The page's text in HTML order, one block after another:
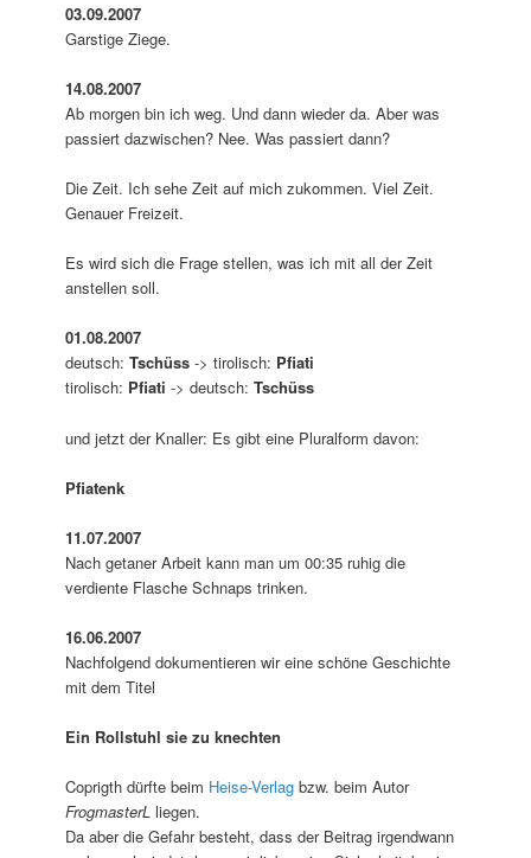
03.09.2007
Garstige Ziege.
14.08.2007
Ab morgen bin ich weg. Und dann wieder da. Aber was
passiert dazwischen? Nee. Was passiert dann?
Die Zeit. Ich sehe Zeit auf mich zukommen. Viel Zeit.
Genauer Freizeit.
Es wird sich die Frage stellen, was ich mit all der Zeit
anstellen soll.
01.08.2007
deutsch:Tschüss -> tirolisch: Pfiati
tirolisch: Pfiati -> deutsch:Tschüss
und jetzt der Knaller: Es gibt eine Pluralform davon:
Pfiatenk
11.07.2007
Nach getaner Arbeit kann man um 00:35 ruhig die
verdiente Flasche Schnaps trinken.
16.06.2007
Nachfolgend dokumentieren wir eine schöne Geschichte
mit dem Titel
Ein Rollstuhl sie zu knechten
Coprigth dürfte beim Heise-Verlag bzw. beim Autor
FrogmasterL liegen.
Da aber die Gefahr besteht, dass der Beitrag irgendwann